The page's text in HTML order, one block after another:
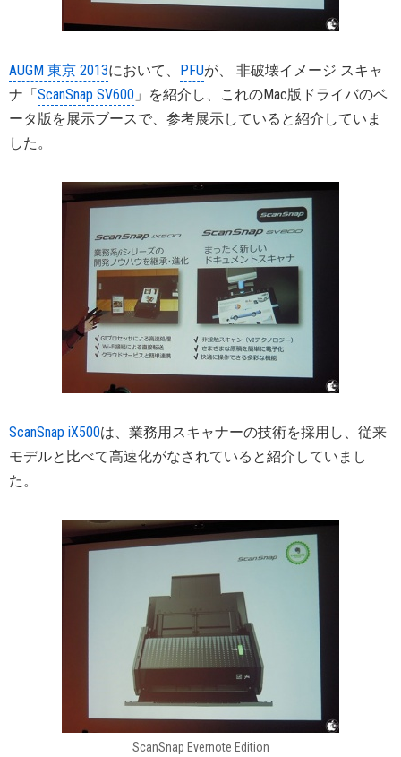
AUGM 東京 2013において、 PFUが、 非破壊イメージ スキャ
ナ「ScanSnap SV600 」を紹介し、これのMac版ドライバのベ
ータ版を展示ブースで、参考展示していると紹介していま
した。
ScanSnap iX500は、業務用スキャナーの技術を採用し、従来
モデルと比べて高速化がなされていると紹介していまし
た。
ScanSnap Evernote Edition